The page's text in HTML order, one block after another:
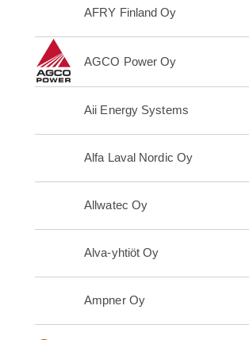
AFRY Finland Oy
AGCO Power Oy
Aii Energy Systems
Alfa Laval Nordic Oy
Allwatec Oy
Alva-yhtiöt Oy
Ampner Oy